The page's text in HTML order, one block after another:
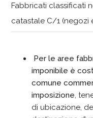
Fabbricati classificati
catastale C/1 (negozi
Per le aree
imponibile è
comune
imposizione,
di ubicazione,